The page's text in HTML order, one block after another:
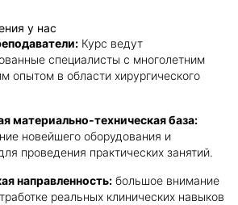
у нас
Курс ведут
специалисты с многолетним
опытом в области хирургического
материально-техническая база:
новейшего оборудования и
проведения практических занятий.
направленность: большое внимание
реальных клинических навыков